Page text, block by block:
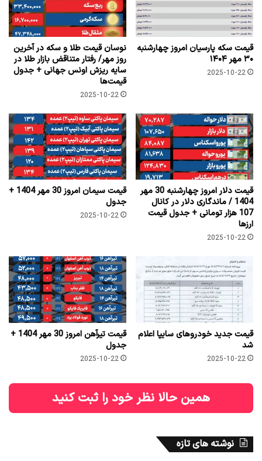
قیمت سکه پارسیان امروز چهارشنبه
۳۰ مهر ۱۴۰۴
2025-10-22
نوسان قیمت طلا و سکه در آخرین
روز مهر/ رفتار متناقض بازار طلا در
سایه ریزش اونس جهانی + جدول
قیمت‌ها
2025-10-22
قیمت دلار امروز چهارشنبه 30 مهر
1404 / ماندگاری دلار در کانال
107 هزار تومانی + جدول قیمت
ارزها
2025-10-22
قیمت سیمان امروز 30 مهر 1404 +
جدول
2025-10-22
قیمت جدید خودروهای سایپا اعلام
شد
2025-10-22
قیمت تیرآهن امروز 30 مهر 1404 +
جدول
2025-10-22
همین حالا نظر خود را ثبت کنید
نوشته های تازه